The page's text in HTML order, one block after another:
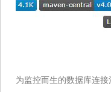
为监控而生的数据库连接